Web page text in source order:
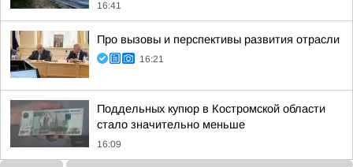
16:41
Про вызовы и перспективы развития отрасли
16:21
Поддельных купюр в Костромской области
стало значительно меньше
16:09